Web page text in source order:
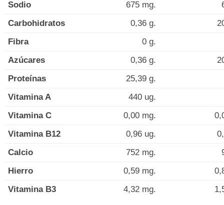
Sodio
675 mg.
Carbohidratos
0,36 g.
Fibra
0 g.
Azúcares
0,36 g.
Proteínas
25,39 g.
Vitamina A
440 ug.
Vitamina C
0,00 mg.
Vitamina B12
0,96 ug.
Calcio
752 mg.
Hierro
0,59 mg.
Vitamina B3
4,32 mg.